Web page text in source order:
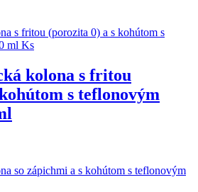
kolona s fritou
s teflonovým